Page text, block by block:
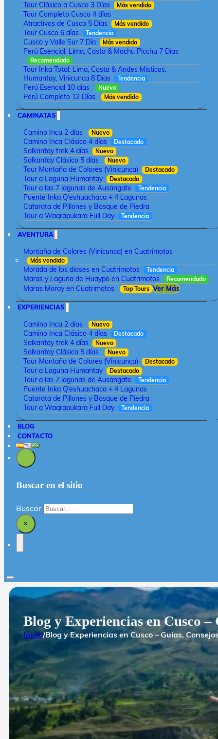
Tour Clásico a Cusco 3 Días Más vendido
Tour Completo Cusco 4 días
Atractivos de Cusco 5 Días
Más vendido
Tour Cusco 6 días Tendencia
Cusco y Valle Sur 7 Día Más vendido
Perú Esencial: Lima, Costa & Machu Picchu 7 Días
Recomendado
Tour Inka Total: Lima, Costa & Andes Místicos,
Humantay, Vinicunca 8 Días
Tendencia
Perú Esencial 10 días Nuevo
Perú Completo 12 Días Más vendido
CAMINATAS
Camino Inca 2 días Nuevo
Camino Inca Clásico 4 días Destacado
Salkantay trek 4 días Nuevo
Salkantay Clásico 5 días Nuevo
Tour Montaña de Colores (Vinicunca) Destacado
Tour a Laguna Humantay Destacado
Tour a las 7 lagunas de Ausangate Tendencia
Puente Inka Q’eshuachaca + 4 Lagunas
Catarata de Pillones y Bosque de Piedra
Tour a Waqrapukara Full Day
Tendencia
AVENTURA
Montaña de Colores (Vinicunca) en Cuatrimotos
Más vendido
Morada de los dioses en Cuatrimotos Tendencia
Maras y Laguna de Huaypo en Cuatrimotos Recomendado
Maras Moray en Cuatrimotos Top Tours Ver Más
EXPERIENCIAS
Camino Inca 2 días Nuevo
Camino Inca Clásico 4 días Destacado
Salkantay trek 4 días Nuevo
Salkantay Clásico 5 días Nuevo
Tour Montaña de Colores (Vinicunca) Destacado
Tour a Laguna Humantay Destacado
Tour a las 7 lagunas de Ausangate Tendencia
Puente Inka Q’eshuachaca + 4 Lagunas
Catarata de Pillones y Bosque de Piedra
Tour a Waqrapukara Full Day
Tendencia
BLOG
CONTACTO
Buscar en el sitio
Buscar
×
Blog y Experiencias en Cusco –
Inicio/Blog y Experiencias en Cusco – Guías,